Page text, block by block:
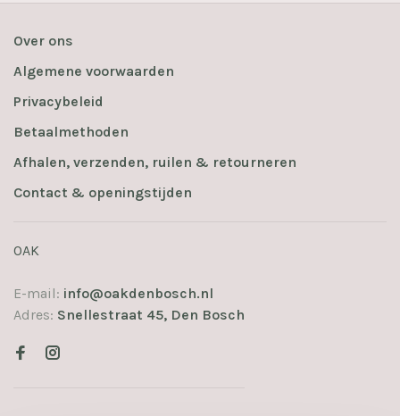
Over ons
Algemene voorwaarden
Privacybeleid
Betaalmethoden
Afhalen, verzenden, ruilen & retourneren
Contact & openingstijden
OAK
E-mail: info@oakdenbosch.nl
Adres: Snellestraat 45, Den Bosch